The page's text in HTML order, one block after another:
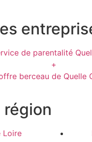
de parentalité
+
berceau de Quelle
région
Loire